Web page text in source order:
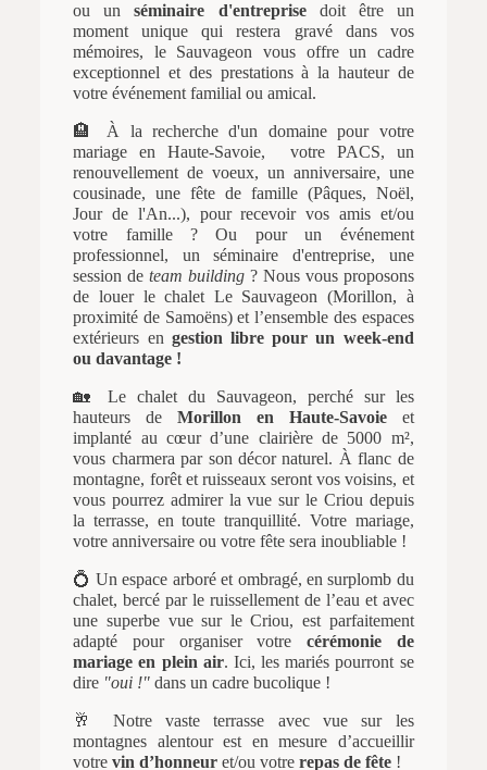
ou
un séminaire d'entreprise doit être un
moment unique qui restera gravé dans vos
mémoires, le Sauvageon vous offre un cadre
exceptionnel et des prestations à la hauteur de
votre événement familial ou amical.
🏨 À la recherche d'un domaine pour votre
mariage en Haute-Savoie, votre PACS, un
renouvellement de voeux, un anniversaire, une
cousinade, une fête de famille (Pâques, Noël,
Jour de l'An...), pour recevoir vos amis et/ou
votre famille ? Ou pour un événement
professionnel, un séminaire d'entreprise, une
session de team building ? Nous vous proposons
de louer le chalet Le Sauvageon (Morillon, à
proximité de Samoëns) et l’ensemble des espaces
extérieurs en gestion libre pour un week-end
ou davantage !
🏡 Le chalet du Sauvageon, perché sur les
hauteurs deMorillon en Haute-Savoieet
implanté au cœur d’une clairière de 5000 m²,
vous charmera par son décor naturel. À flanc de
montagne, forêt et ruisseaux seront vos voisins, et
vous pourrez admirer la vue sur le Criou depuis
la terrasse, en toute tranquillité. Votre mariage,
votre anniversaire ou votre fête sera inoubliable !
💍 Un espace arboré et ombragé, en surplomb du
chalet, bercé par le ruissellement de l’eau et avec
une superbe vue sur le Criou, est parfaitement
adapté pour organiser votre cérémonie de
mariage en plein air. Ici, les mariés pourront se
dire "oui !" dans un cadre bucolique !
🥂 Notre vaste terrasse avec vue sur les
montagnes alentour est en mesure d’accueillir
votre vin d’honneuret/ou votrerepas de fête !